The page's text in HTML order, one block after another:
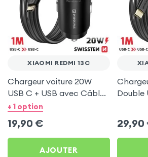
XIAOMI REDMI 13C
Chargeur voiture 20W
USB C + USB avec Câble
type C Swissten pour
+ 1 option
19,90 €
AJOUTER
Double
29,90